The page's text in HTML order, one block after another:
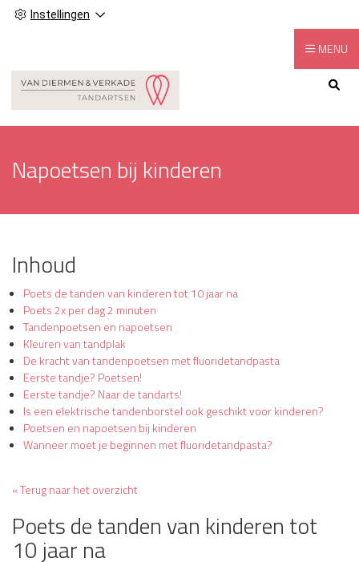
Instellingen
Hoofdmenu
MENU
Napoetsen bij kinderen
Inhoud
Poets de tanden van kinderen tot 10 jaar na
Poets 2x per dag 2 minuten
Tandenpoetsen en napoetsen
Kleuren van tandplak
De kracht van tandenpoetsen met fluoridetandpasta
Eerste tandje? Poetsen!
Eerste tandje? Naar de tandarts!
Is een elektrische tandenborstel ook geschikt voor kinderen?
Poetsen en napoetsen bij kinderen
Wanneer moet je beginnen met fluoridetandpasta?
« Terug naar het overzicht
Poets de tanden van kinderen tot
10 jaar na